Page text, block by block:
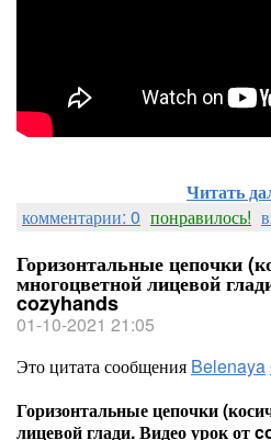
Читать
комментарии: 0 понравилось!
Горизонтальные цепочки
многоцветной лицевой
cozyhands
01-10-2021 21:05
Это цитата сообщения Belenaya
Горизонтальные цепочки
лицевой глади. Видео урок от